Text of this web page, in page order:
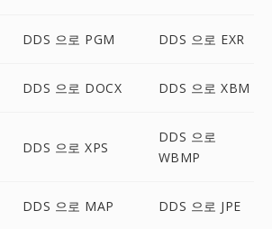
DDS 으로 PGM DDS 으로 EXR
DDS 으로 DOCX DDS 으로 XBM
DDS 으로 XPS
DDS 으로
WBMP
DDS 으로 MAP DDS 으로 JPE